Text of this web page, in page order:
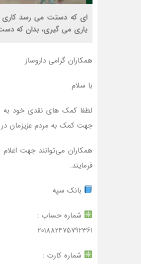
ای که دستت می رسد کاری
یاری می گیری، بدان که
همکاران گرامی داروساز
با سلام
لطفا کمک های نقدی خود به
جهت کمک به مردم عزیزمان در
همکاران می‌توانند جهت
فرمایند.
بانک سپه
شماره حساب :
201882475792361
شماره کارت :